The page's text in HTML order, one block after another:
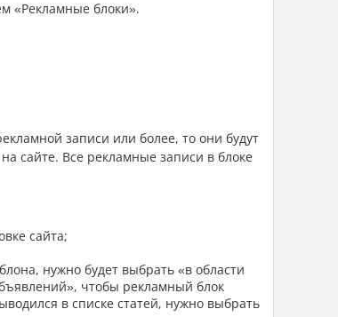
«Рекламные блоки».
записи или более, то они будут
сайте. Все рекламные записи в блоке
сайта;
нужно будет выбрать «в области
чтобы рекламный блок
в списке статей, нужно выбрать